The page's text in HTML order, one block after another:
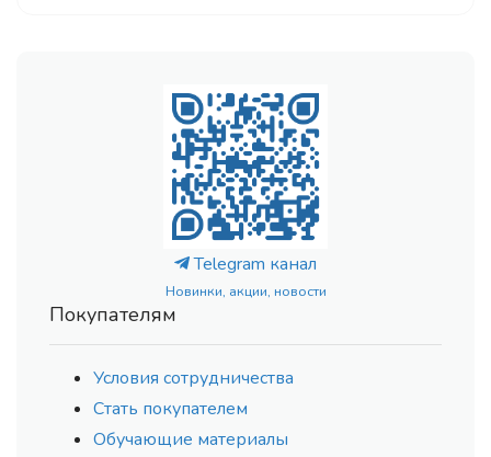
Telegram канал
Новинки, акции, новости
Покупателям
Условия сотрудничества
Стать покупателем
Обучающие материалы